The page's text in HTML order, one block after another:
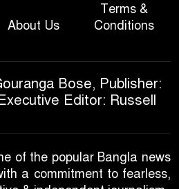
About Us
Terms &
Conditions
Bose, Publisher:
Editor: Russell
of the popular Bangla news
a commitment to fearless,